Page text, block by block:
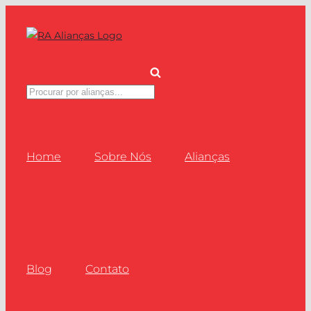
Pesquisar
Home Sobre Nós Alianças
Blog Contato